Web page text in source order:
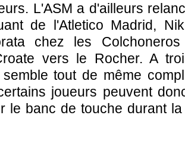
L'ASM a d'ailleurs
de l'Atletico Madrid,
chez les
vers le Rocher. A
tout de même
joueurs peuvent
le banc de touche durant